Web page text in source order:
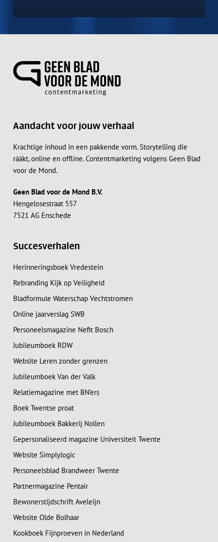
Aandacht voor jouw verhaal
Krachtige inhoud in een pakkende vorm. Storytelling die
ráákt, online en offline. Contentmarketing volgens Geen Blad
voor de Mond.
Geen Blad voor de Mond B.V.
Hengelosestraat 557
7521 AG Enschede
Succesverhalen
Herinneringsboek Vredestein
Rebranding Kijk op Veiligheid
Bladformule Waterschap Vechtstromen
Online jaarverslag SWB
Personeelsmagazine Nefit Bosch
Jubileumboek RDW
Website Leren zonder grenzen
Jubileumboek Van der Valk
Relatiemagazine met BN’ers
Boek Twentse proat
Jubileumboek Bakkerij Nollen
Gepersonaliseerd magazine Universiteit Twente
Website Simplylogic
Personeelsblad Brandweer Twente
Partnermagazine Pentair
Bewonerstijdschrift Aveleijn
Website Olde Bolhaar
Kookboek Fijnproeven in Nederland